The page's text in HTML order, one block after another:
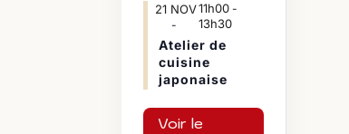
21 NOV11h00-
13h30
Atelier de
cuisine
japonaise
Voir le